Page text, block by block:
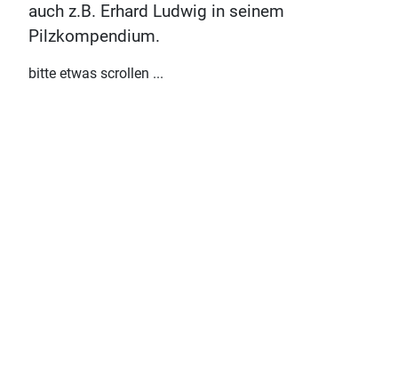
auch z.B. Erhard Ludwig in seinem
Pilzkompendium.
bitte etwas scrollen ...